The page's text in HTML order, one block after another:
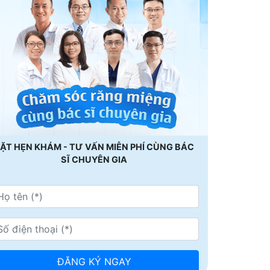
HẸN KHÁM - TƯ VẤN MIỄN PHÍ CÙNG BÁC
SĨ CHUYÊN GIA